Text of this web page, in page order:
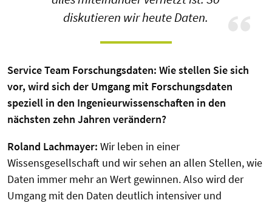
diskutieren wir heute Daten.
Service Team Forschungsdaten: Wie stellen Sie sich
vor, wird sich der Umgang mit Forschungsdaten
speziell in den Ingenieurwissenschaften in den
nächsten zehn Jahren verändern?
Roland Lachmayer: Wir leben in einer
Wissensgesellschaft und wir sehen an allen Stellen, wie
Daten immer mehr an Wert gewinnen. Also wird der
Umgang mit den Daten deutlich intensiver und